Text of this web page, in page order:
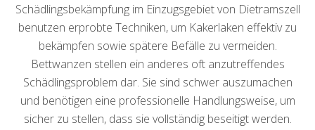
Schädlingsbekämpfung im Einzugsgebiet von Dietramszell
benutzen erprobte Techniken, um Kakerlaken effektiv zu
bekämpfen sowie spätere Befälle zu vermeiden.
Bettwanzen stellen ein anderes oft anzutreffendes
Schädlingsproblem dar. Sie sind schwer auszumachen
und benötigen eine professionelle Handlungsweise, um
sicher zu stellen, dass sie vollständig beseitigt werden.